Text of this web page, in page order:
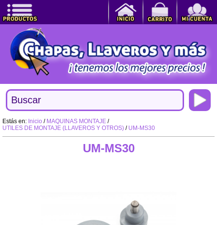
Estás en: Inicio / MAQUINAS MONTAJE /
UTILES DE MONTAJE (LLAVEROS Y OTROS) / UM-MS30
UM-MS30